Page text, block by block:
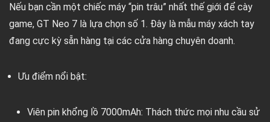
Nếu bạn cần một chiếc máy “pin trâu” nhất thế giới để cày
game, GT Neo 7 là lựa chọn số 1. Đây là mẫu máy xách tay
đang cực kỳ sẵn hàng tại các cửa hàng chuyên doanh.
Ưu điểm nổi bật:
Viên pin khổng lồ 7000mAh: Thách thức mọi nhu cầu sử